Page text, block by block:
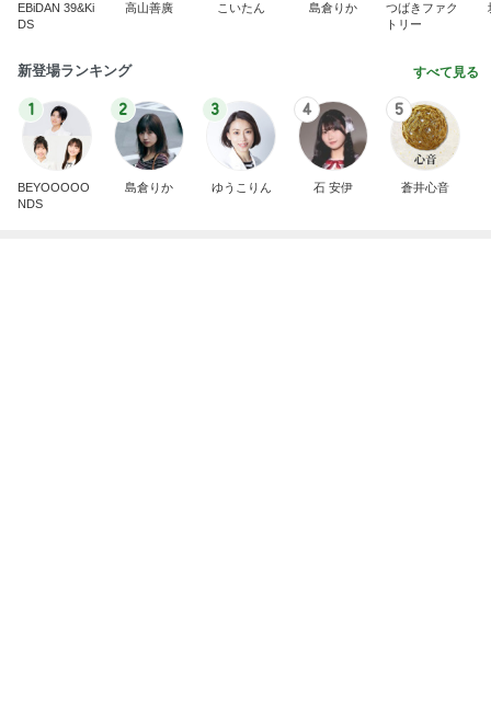
EBiDAN 39&Ki
DS
高山善廣 こいたん 島倉りか
つばきファク
トリー
新登場ランキング すべて見る
1
BEYOOOOO
NDS
2
島倉りか
3
ゆうこりん
4
石 安伊
5
蒼井心音